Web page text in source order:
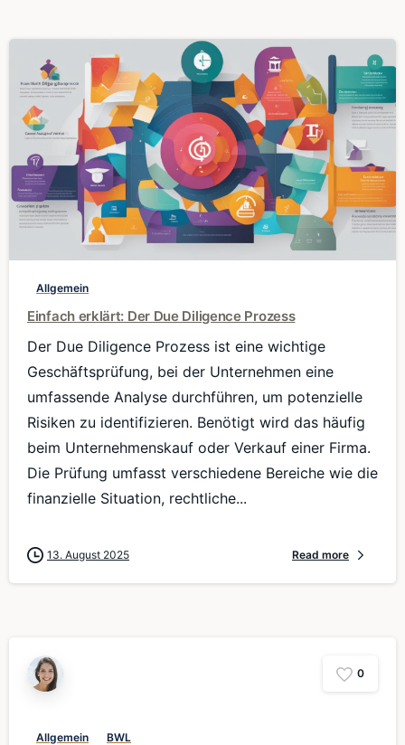
0
Allgemein
Einfach erklärt: Der Due Diligence Prozess
Der Due Diligence Prozess ist eine wichtige
Geschäftsprüfung, bei der Unternehmen eine
umfassende Analyse durchführen, um potenzielle
Risiken zu identifizieren. Benötigt wird das häufig
beim Unternehmenskauf oder Verkauf einer Firma.
Die Prüfung umfasst verschiedene Bereiche wie die
finanzielle Situation, rechtliche...
13. August 2025 Read more
0
Allgemein BWL